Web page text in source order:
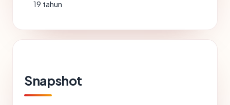
19 tahun
Snapshot